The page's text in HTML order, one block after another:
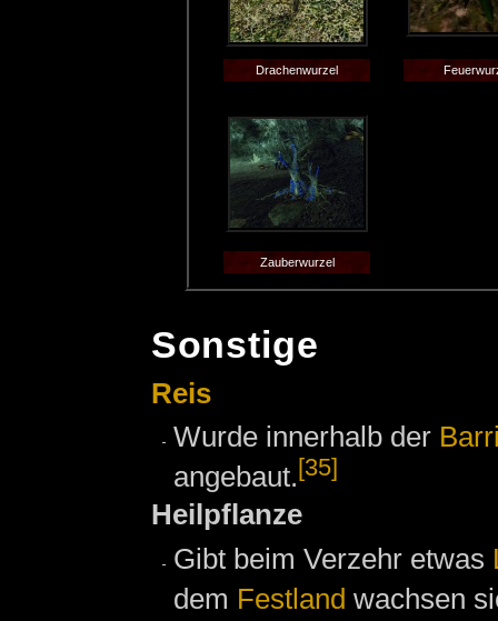
Drachenwurzel
Zauberwurzel
Sonstige
Reis
Wurde innerhalb der
angebaut.[35]
Heilpflanze
Gibt beim Verzehr etwas
dem Festland wachsen